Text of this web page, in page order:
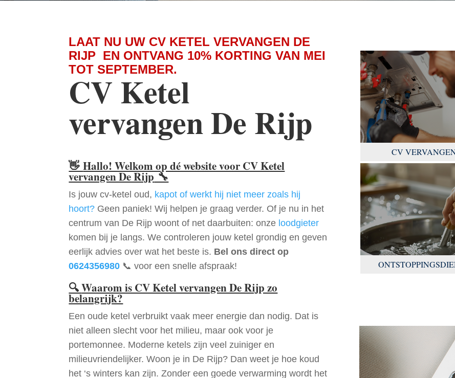
LAAT NU UW CV KETEL VERVANGEN DE
RIJP EN ONTVANG 10% KORTING VAN MEI
TOT SEPTEMBER.
CV Ketel
vervangen De Rijp
👋Hallo! Welkom op dé website voor CV Ketel
vervangen De Rijp🔧
Is jouw cv-ketel oud, kapot of werkt hij niet meer zoals hij
hoort? Geen paniek! Wij helpen je graag verder. Of je nu in het
centrum van De Rijp woont of net daarbuiten: onze loodgieter
komen bij je langs. We controleren jouw ketel grondig en geven
eerlijk advies over wat het beste is. Bel ons direct op
0624356980 📞 voor een snelle afspraak!
🔍Waarom is CV Ketel vervangen De Rijp zo
belangrijk?
Een oude ketel verbruikt vaak meer energie dan nodig. Dat is
niet alleen slecht voor het milieu, maar ook voor je
portemonnee. Moderne ketels zijn veel zuiniger en
milieuvriendelijker. Woon je in De Rijp? Dan weet je hoe koud
het ‘s winters kan zijn. Zonder een goede verwarming wordt het
CV